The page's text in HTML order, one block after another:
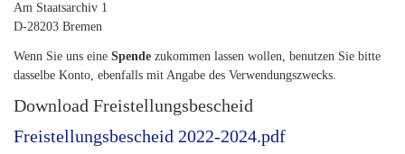
Am Staatsarchiv 1
D-28203 Bremen
Wenn Sie uns eine Spende zukommen lassen wollen, benutzen Sie bitte
dasselbe Konto, ebenfalls mit Angabe des Verwendungszwecks.
Download Freistellungsbescheid
Freistellungsbescheid 2022-2024.pdf